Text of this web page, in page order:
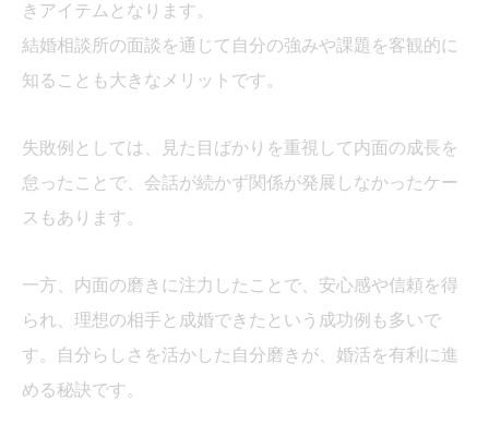
きアイテムとなります。
結婚相談所の面談を通じて自分の強みや課題を客観的に
知ることも大きなメリットです。
失敗例としては、見た目ばかりを重視して内面の成長を
怠ったことで、会話が続かず関係が発展しなかったケー
スもあります。
一方、内面の磨きに注力したことで、安心感や信頼を得
られ、理想の相手と成婚できたという成功例も多いで
す。自分らしさを活かした自分磨きが、婚活を有利に進
める秘訣です。